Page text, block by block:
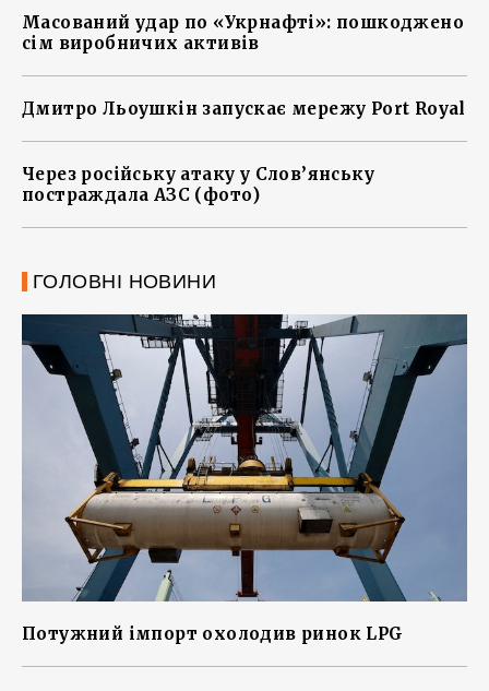
Масований удар по «Укрнафті»: пошкоджено
сім виробничих активів
Дмитро Льоушкін запускає мережу Port Royal
Через російську атаку у Слов’янську
постраждала АЗС (фото)
ГОЛОВНІ НОВИНИ
Потужний імпорт охолодив ринок LPG